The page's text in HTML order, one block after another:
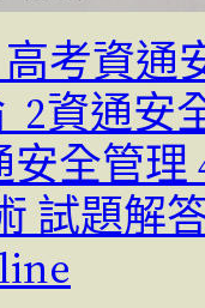
高考資
2資通安
全管理
試題解